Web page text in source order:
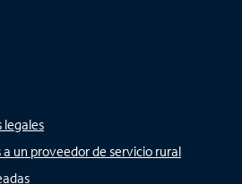
legales
un proveedor de servicio rural